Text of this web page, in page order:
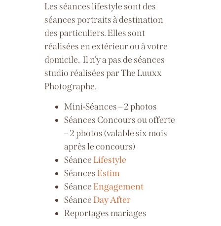
Les séances lifestyle sont des
séances portraits à destination
des particuliers. Elles sont
réalisées en extérieur ou à votre
domicile. Il n’y a pas de séances
studio réalisées par The Luuxx
Photographe.
Mini-Séances – 2 photos
Séances Concours ou offerte
– 2 photos (valable six mois
après le concours)
SéanceLifestyle
SéancesEstim
SéanceEngagement
SéanceDay After
Reportages mariages